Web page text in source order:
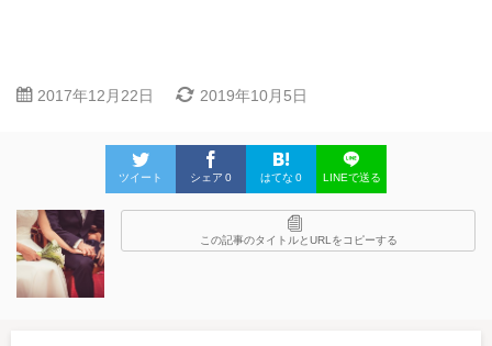
2017年12月22日 2019年10月5日
ツイート シェア 0 はてな 0 LINEで送る
この記事のタイトルとURLをコピーする